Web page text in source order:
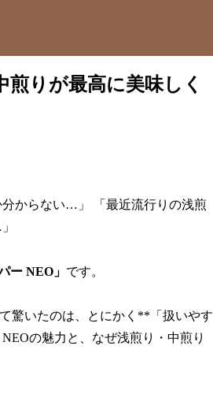
煎りが最高に美味しく
分からない…」 「最近流行りの浅煎
ー NEO」 です。
驚いたのは、とにかく**「扱いやす
の魅力と、なぜ浅煎り・中煎り